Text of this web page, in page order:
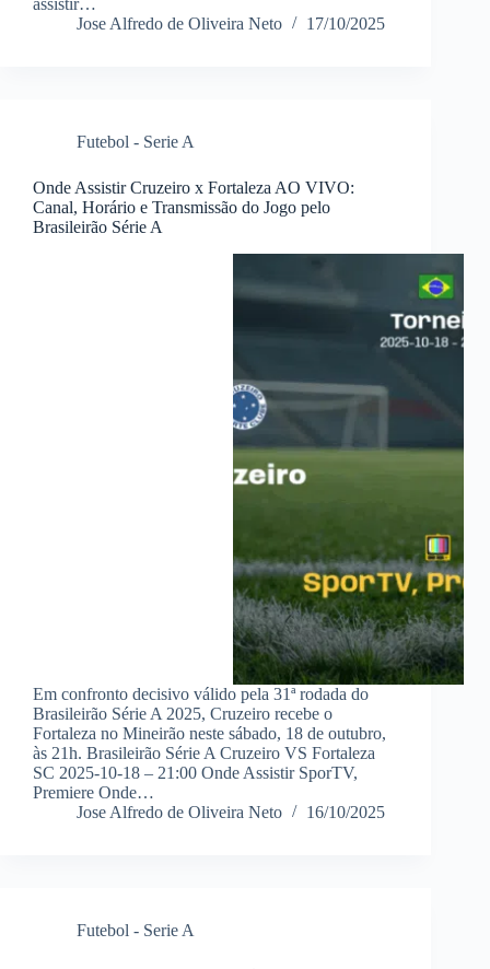
assistir…
Jose Alfredo de Oliveira Neto
17/10/2025
Futebol - Serie A
Onde Assistir Cruzeiro x Fortaleza AO VIVO:
Canal, Horário e Transmissão do Jogo pelo
Brasileirão Série A
Em confronto decisivo válido pela 31ª rodada do
Brasileirão Série A 2025, Cruzeiro recebe o
Fortaleza no Mineirão neste sábado, 18 de outubro,
às 21h. Brasileirão Série A Cruzeiro VS Fortaleza
SC 2025-10-18 – 21:00 Onde Assistir SporTV,
Premiere Onde…
Jose Alfredo de Oliveira Neto
16/10/2025
Futebol - Serie A